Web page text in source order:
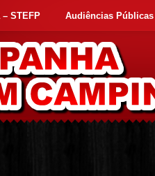
STEFP Audiências Públicas